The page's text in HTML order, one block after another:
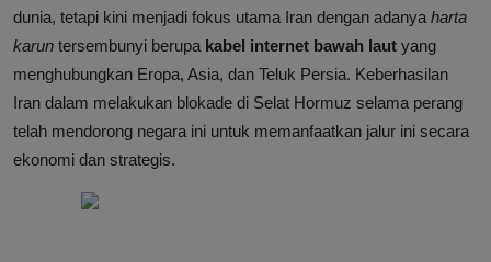
dunia, tetapi kini menjadi fokus utama Iran dengan adanya harta
karun tersembunyi berupa kabel internet bawah laut yang
menghubungkan Eropa, Asia, dan Teluk Persia. Keberhasilan
Iran dalam melakukan blokade di Selat Hormuz selama perang
telah mendorong negara ini untuk memanfaatkan jalur ini secara
ekonomi dan strategis.